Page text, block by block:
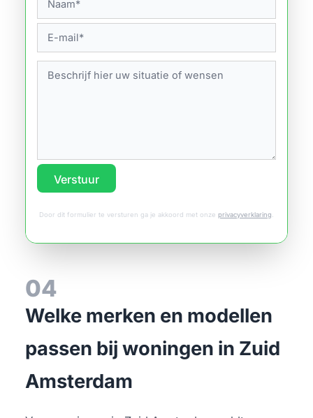
Verstuur
Door dit formulier te versturen ga je akkoord met onze privacyverklaring.
04
Welke merken en modellen
passen bij woningen in Zuid
Amsterdam